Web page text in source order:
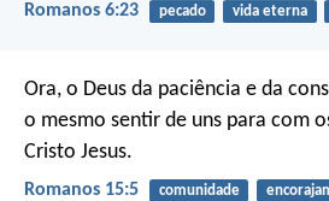
Romanos 6:23 pecado vida eterna
Ora, o Deus da paciência e da
o mesmo sentir de uns para com
Cristo Jesus.
Romanos 15:5 comunidade